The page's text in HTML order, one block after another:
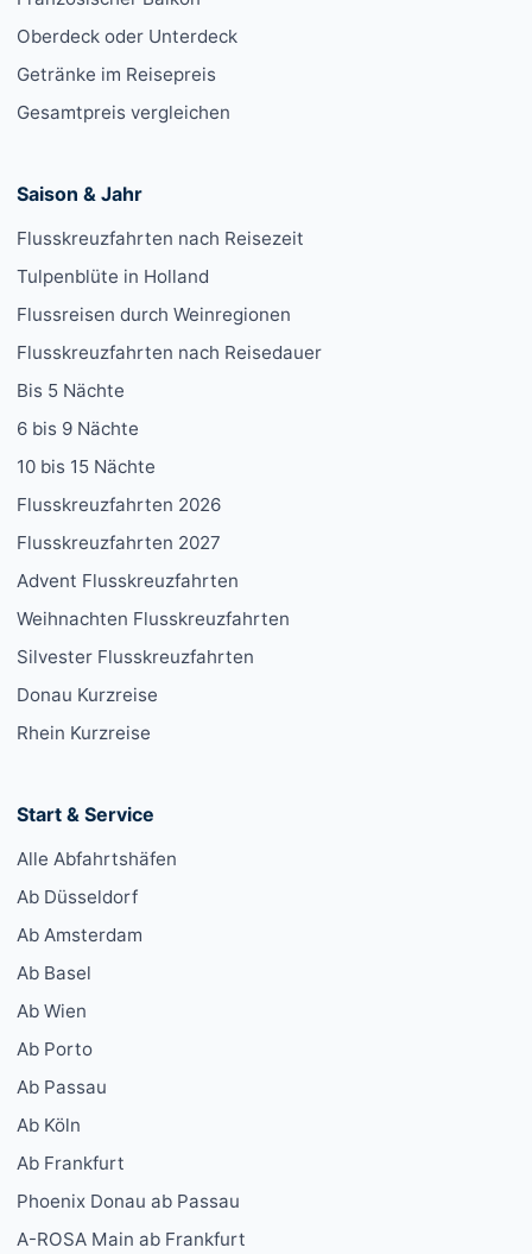
Oberdeck oder Unterdeck
Getränke im Reisepreis
Gesamtpreis vergleichen
Saison & Jahr
Flusskreuzfahrten nach Reisezeit
Tulpenblüte in Holland
Flussreisen durch Weinregionen
Flusskreuzfahrten nach Reisedauer
Bis 5 Nächte
6 bis 9 Nächte
10 bis 15 Nächte
Flusskreuzfahrten 2026
Flusskreuzfahrten 2027
Advent Flusskreuzfahrten
Weihnachten Flusskreuzfahrten
Silvester Flusskreuzfahrten
Donau Kurzreise
Rhein Kurzreise
Start & Service
Alle Abfahrtshäfen
Ab Düsseldorf
Ab Amsterdam
Ab Basel
Ab Wien
Ab Porto
Ab Passau
Ab Köln
Ab Frankfurt
Phoenix Donau ab Passau
A-ROSA Main ab Frankfurt